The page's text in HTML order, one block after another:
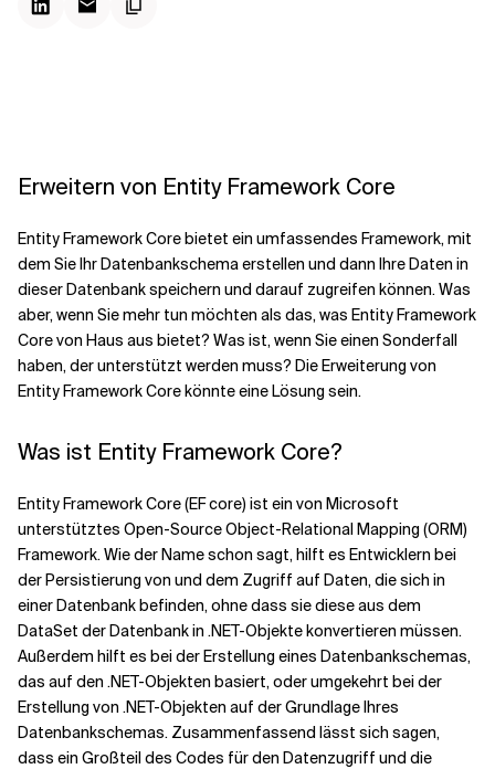
Verwandte Themen
Erweitern von Entity Framework Core
Entity Framework Core bietet ein umfassendes Framework, mit
dem Sie Ihr Datenbankschema erstellen und dann Ihre Daten in
dieser Datenbank speichern und darauf zugreifen können. Was
aber, wenn Sie mehr tun möchten als das, was Entity Framework
Core von Haus aus bietet? Was ist, wenn Sie einen Sonderfall
haben, der unterstützt werden muss? Die Erweiterung von
Entity Framework Core könnte eine Lösung sein.
Was ist Entity Framework Core?
Entity Framework Core (EF core) ist ein von Microsoft
unterstütztes Open-Source Object-Relational Mapping (ORM)
Framework. Wie der Name schon sagt, hilft es Entwicklern bei
der Persistierung von und dem Zugriff auf Daten, die sich in
einer Datenbank befinden, ohne dass sie diese aus dem
DataSet der Datenbank in .NET-Objekte konvertieren müssen.
Außerdem hilft es bei der Erstellung eines Datenbankschemas,
das auf den .NET-Objekten basiert, oder umgekehrt bei der
Erstellung von .NET-Objekten auf der Grundlage Ihres
Datenbankschemas. Zusammenfassend lässt sich sagen,
dass ein Großteil des Codes für den Datenzugriff und die